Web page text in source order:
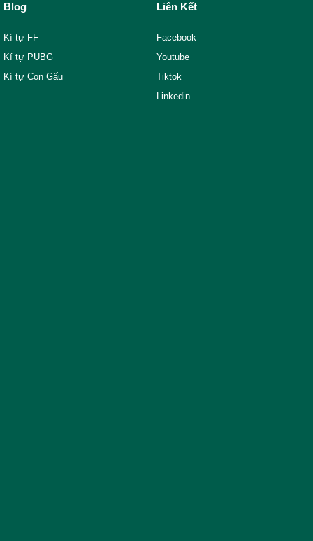
Blog
Kí tự FF
Kí tự PUBG
Kí tự Con Gấu
Liên Kết
Facebook
Youtube
Tiktok
Linkedin